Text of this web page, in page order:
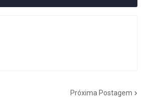
Próxima Postagem